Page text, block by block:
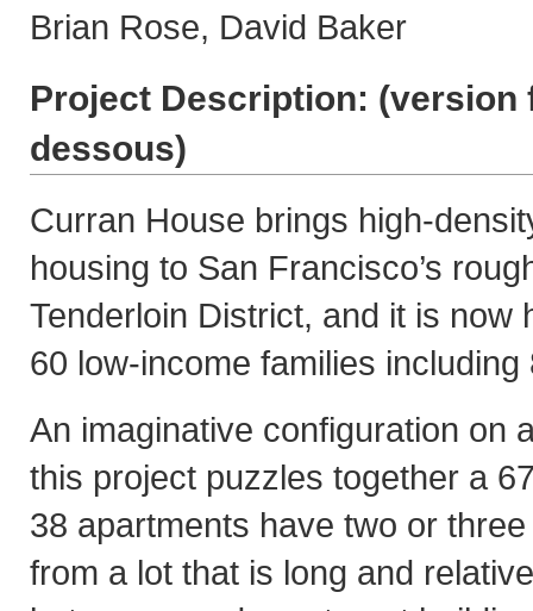
Brian Rose, David Baker
Project Description: (version
dessous)
Curran House brings high-
housing to San Francisco’s
Tenderloin District, and it is now
60 low-income families including
An imaginative configuration on
this project puzzles together a
38 apartments have two or
from a lot that is long and